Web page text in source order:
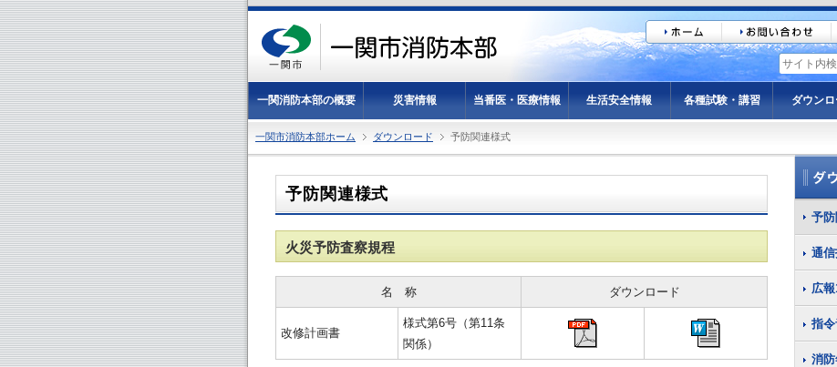
一関消防本部の概要 災害情報 当番医・医療情報 生活安全情報 各種試験・講習 ダウン
一関市消防本部ホーム ダウンロード 予防関連様式
予防関連様式
火災予防査察規程
名　称 ダウンロード
改修計画書
様式第6号（第11条
関係）
予
通
広
指
消